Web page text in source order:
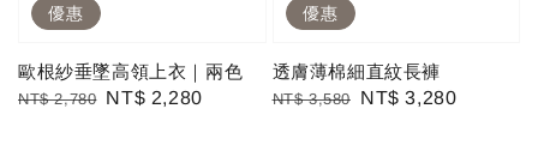
優惠
歐根紗垂墜高領上衣｜兩色
Regular
NT$ 2,780 Sale
NT$ 2,280
優惠
透膚薄棉細直紋長褲
Regular
NT$ 3,580
Sale
NT$ 3,280